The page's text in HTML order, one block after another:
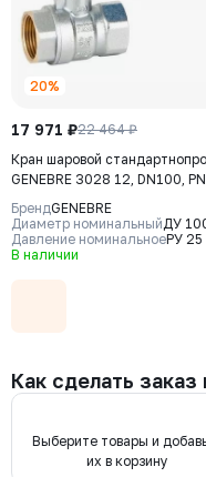
17 971 ₽22 464 ₽
20%
Кран шаровой
GENEBRE 3028 12, DN100,
корпус - латунь (CW617N),
латунь (CW617N),
- PTFE, ВР/ВР, рукоятка-
резьба BSPP
БрендGENEBRE
Диаметр номинальныйДУ
Давление номинальноеРУ 25
В наличии
Как сделать заказ
Выберите товары и
их в корзину